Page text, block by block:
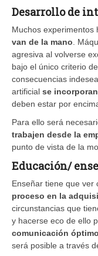
Desarrollo de
Muchos experimentos
van de la mano .
agresiva al volverse
bajo el único criterio
consecuencias
artificial se
deben estar por
Para ello será
trabajen desde la
punto de vista de la
Educación/
Enseñar tiene que ver
proceso en la
circunstancias que
y hacerse eco de ello
comunicación óptimo
será posible a través